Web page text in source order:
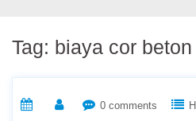
Tag: biaya cor
0 comments